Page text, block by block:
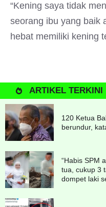
“Kening saya tidak
seorang ibu yang baik
hebat memiliki kening
ARTIKEL TERKINI
120 Ketua
berundur,
“Habis SPM
tua, cukup 3
dompet laki